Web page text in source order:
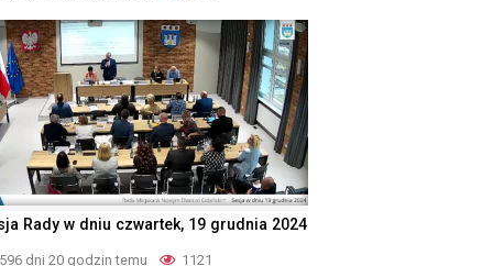
Rady w dniu czwartek, 19 grudnia 2024
596 dni 20 godzin temu 1121